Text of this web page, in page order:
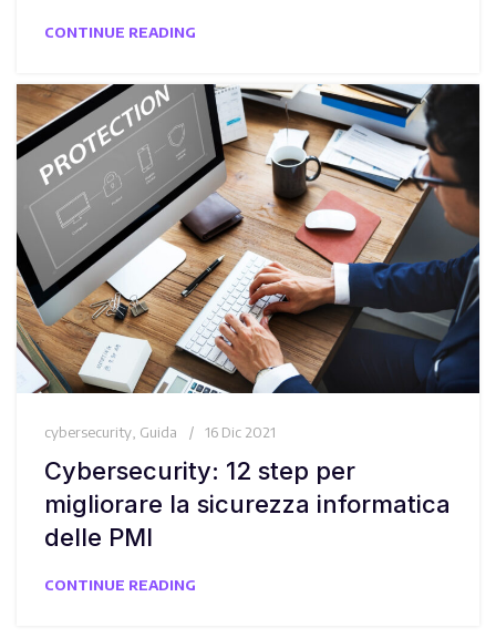
CONTINUE READING
cybersecurity Guida 16 Dic 2021
Cybersecurity: 12 step per
migliorare la sicurezza informatica
delle PMI
CONTINUE READING